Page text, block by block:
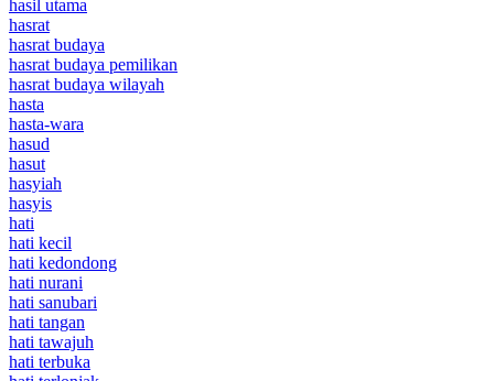
hasil utama
hasrat
hasrat budaya
hasrat budaya pemilikan
hasrat budaya wilayah
hasta
hasta-wara
hasud
hasut
hasyiah
hasyis
hati
hati kecil
hati kedondong
hati nurani
hati sanubari
hati tangan
hati tawajuh
hati terbuka